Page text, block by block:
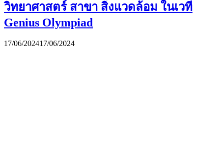
วิทยาศาสตร์ สาขา สิ่งแวดล้อม ในเวที
Genius Olympiad
17/06/202417/06/2024